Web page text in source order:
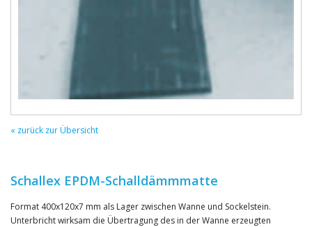
« zurück zur Übersicht
Schallex EPDM-Schalldämmmatte
Format 400x120x7 mm als Lager zwischen Wanne und Sockelstein.
Unterbricht wirksam die Übertragung des in der Wanne erzeugten